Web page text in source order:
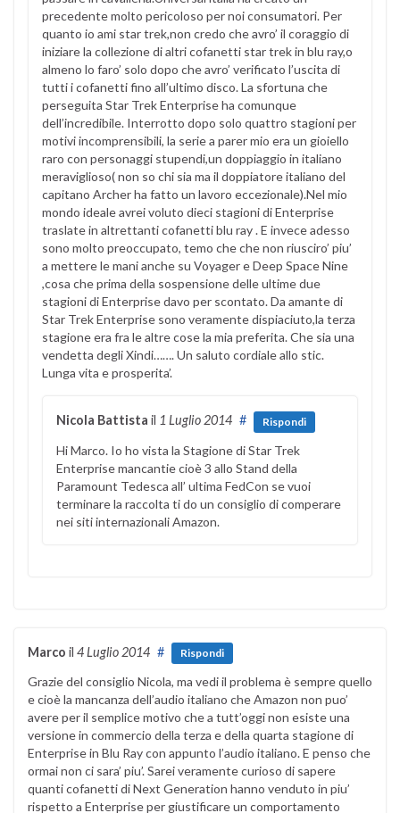
precedente molto pericoloso per noi consumatori. Per
quanto io ami star trek,non credo che avro’ il coraggio di
iniziare la collezione di altri cofanetti star trek in blu ray,o
almeno lo faro’ solo dopo che avro’ verificato l’uscita di
tutti i cofanetti fino all’ultimo disco. La sfortuna che
perseguita Star Trek Enterprise ha comunque
dell’incredibile. Interrotto dopo solo quattro stagioni per
motivi incomprensibili, la serie a parer mio era un gioiello
raro con personaggi stupendi,un doppiaggio in italiano
meraviglioso( non so chi sia ma il doppiatore italiano del
capitano Archer ha fatto un lavoro eccezionale).Nel mio
mondo ideale avrei voluto dieci stagioni di Enterprise
traslate in altrettanti cofanetti blu ray . E invece adesso
sono molto preoccupato, temo che che non riusciro’ piu’
a mettere le mani anche su Voyager e Deep Space Nine
,cosa che prima della sospensione delle ultime due
stagioni di Enterprise davo per scontato. Da amante di
Star Trek Enterprise sono veramente dispiaciuto,la terza
stagione era fra le altre cose la mia preferita. Che sia una
vendetta degli Xindi……. Un saluto cordiale allo stic.
Lunga vita e prosperita’.
Nicola Battista il 1 Luglio 2014 # Rispondi
Hi Marco. Io ho vista la Stagione di Star Trek
Enterprise mancantie cioè 3 allo Stand della
Paramount Tedesca all’ ultima FedCon se vuoi
terminare la raccolta ti do un consiglio di comperare
nei siti internazionali Amazon.
Marco il 4 Luglio 2014 # Rispondi
Grazie del consiglio Nicola, ma vedi il problema è sempre quello
e cioè la mancanza dell’audio italiano che Amazon non puo’
avere per il semplice motivo che a tutt’oggi non esiste una
versione in commercio della terza e della quarta stagione di
Enterprise in Blu Ray con appunto l’audio italiano. E penso che
ormai non ci sara’ piu’. Sarei veramente curioso di sapere
quanti cofanetti di Next Generation hanno venduto in piu’
rispetto a Enterprise per giustificare un comportamento